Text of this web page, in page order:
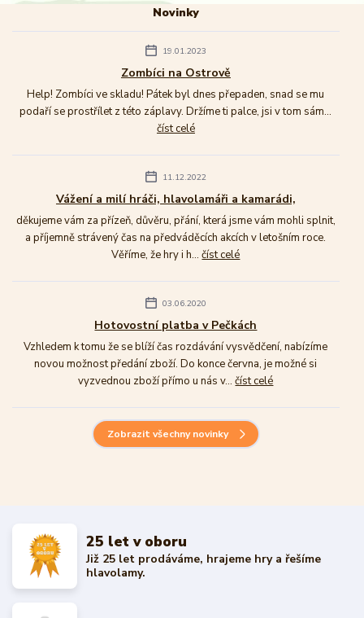
Novinky
19.01.2023
Zombíci na Ostrově
Help! Zombíci ve skladu! Pátek byl dnes přepaden, snad se mu
podaří se prostřílet z této záplavy. Držíme ti palce, jsi v tom sám...
číst celé
11.12.2022
Vážení a milí hráči, hlavolamáři a kamarádi,
děkujeme vám za přízeň, důvěru, přání, která jsme vám mohli splnit,
a příjemně strávený čas na předváděcích akcích v letošním roce.
Věříme, že hry i h...číst celé
03.06.2020
Hotovostní platba v Pečkách
Vzhledem k tomu že se blíží čas rozdávání vysvědčení, nabízíme
novou možnost předání zboží. Do konce června, je možné si
vyzvednou zboží přímo u nás v...číst celé
Zobrazit všechny novinky
25 let v oboru
Již 25 let prodáváme, hrajeme hry a řešíme
hlavolamy.